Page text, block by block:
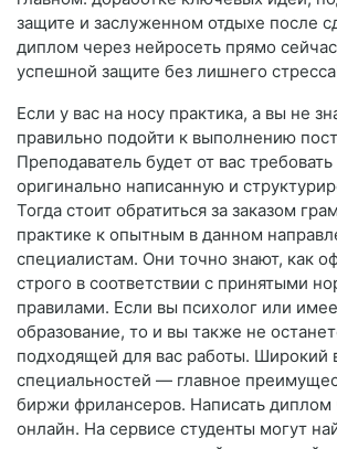
защите и заслуженном отдыхе после
диплом через нейросеть прямо
успешной защите без лишнего
Если у вас на носу практика, а вы не
правильно подойти к выполнению
Преподаватель будет от вас
оригинально написанную и
Тогда стоит обратиться за заказом
практике к опытным в данном
специалистам. Они точно знают, как
строго в соответствии с принятыми
правилами. Если вы психолог или
образование, то и вы также не
подходящей для вас работы. Широкий
специальностей — главное
биржи фрилансеров. Написать диплом
онлайн. На сервисе студенты могут